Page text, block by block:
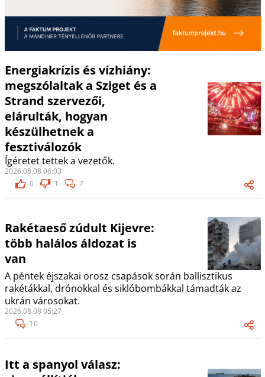
Energiakrízis és vízhiány:
megszólaltak a Sziget és a
Strand szervezői,
elárulták, hogyan
készülhetnek a
fesztiválozók
Ígéretet tettek a vezetők.
2026.08.08 06:03
0
1 7
Rakétaeső zúdult Kijevre:
több halálos áldozat is
van
A péntek éjszakai orosz csapások során ballisztikus
rakétákkal, drónokkal és siklóbombákkal támadták az
ukrán városokat.
2026.08.08 05:27
10
Itt a spanyol válasz: